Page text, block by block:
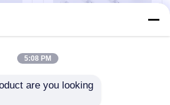
5:08 PM
are you looking